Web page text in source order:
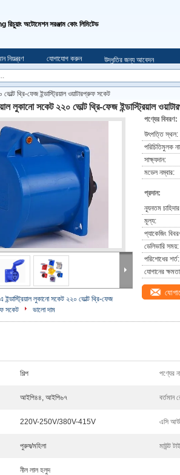
অটোমেশন সরঞ্জাম কোং লিমিটেড
নিয়ন্ত্রণ যোগাযোগ করুন
উদ্ধৃতির জন্য আবেদন
থ্রি-ফেজ ইন্ডাস্ট্রিয়াল ওয়াটারপ্রুফ সকেট
লুকানো সকেট ২২০ ভোল্ট থ্রি-ফেজ ইন্ডাস্ট্রিয়াল
ইন্ডাস্ট্রিয়াল লুকানো সকেট ২২০ ভোল্ট থ্রি-ফেজ
সকেট
ভালো দাম
পণ্যের বিবরণ:
উৎপত্তি স্থল:
পরিচিতিমুলক
সাক্ষ্যদান:
মডেল নম্বার:
প্রদান:
ন্যূনতম
মূল্য:
প্যাকেজিং
ডেলিভারি সময়:
পরিশোধের শর্ত:
যোগানের
শিল্প পণ্যের
আইপি৪৪, আইপি৬৭ বর্তমান
220V-250V/380V-415V এসি
পুরুষ/মহিলা মাউন্ট
নীল লাল হলুদ